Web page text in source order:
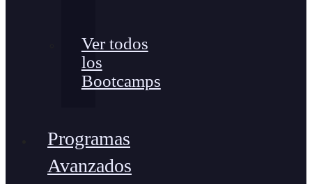
Ver todos
los
Bootcamps
Programas
Avanzados